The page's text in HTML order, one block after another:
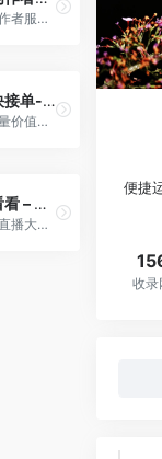
快手创作者服务平台为创作者和机构提供强大的运营管理、高清视频上传、多维度数据分析、内容生产等辅助工具、依托平台丰富的资源提供热点趋势，更好的服务每个创作者。
快手快接单-达人流量价值交易与管理平台
达人流量价值交易与管理平台
壁虎看看 – 快手版
短视频直播大数据平台 通过AI+大数据分析，聚焦于快手电商领域与第三方数据工具的研发，提供精准的快手数据服务
便捷
收录